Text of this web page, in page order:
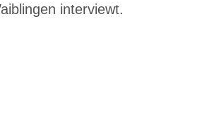
interviewt.